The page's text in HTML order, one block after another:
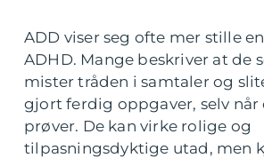
ADD viser seg ofte mer stille
ADHD. Mange beskriver at de
mister tråden i samtaler og
gjort ferdig oppgaver, selv når
prøver. De kan virke rolige og
tilpasningsdyktige utad, men